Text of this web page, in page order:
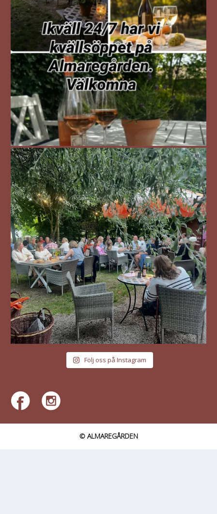
Följ oss på Instagram
© ALMAREGÅRDEN